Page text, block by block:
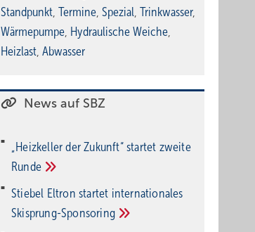
Standpunkt, Termine, Spezial, Trinkwasser,
Wärmepumpe, Hydraulische Weiche,
Heizlast, Abwasser
News auf SBZ
„Heizkeller der Zu­kunft“ star­tet zwei­te
Run­de
Stiebel Eltron startet internatio­nales
Ski­sprung-Spon­soring